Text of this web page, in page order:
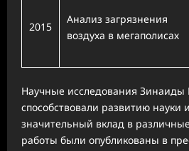
2015
Анализ загрязнения
воздуха в мегаполисах
Научные исследования Зинаиды
способствовали развитию науки
значительный вклад в
работы были опубликованы в